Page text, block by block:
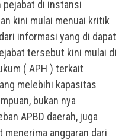
pejabat di instansi
kini mulai menuai kritik
informasi yang di dapat
tersebut kini mulai di
( APH ) terkait
melebihi kapasitas
bukan nya
APBD daerah, juga
anggaran dari